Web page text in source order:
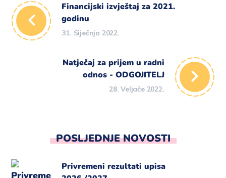
Financijski izvještaj za 2021.
godinu
31. Siječnja 2022.
Natječaj za prijem u radni
odnos - ODGOJITELJ
28. Veljače 2022.
POSLJEDNJE NOVOSTI
Privremeni rezultati upisa